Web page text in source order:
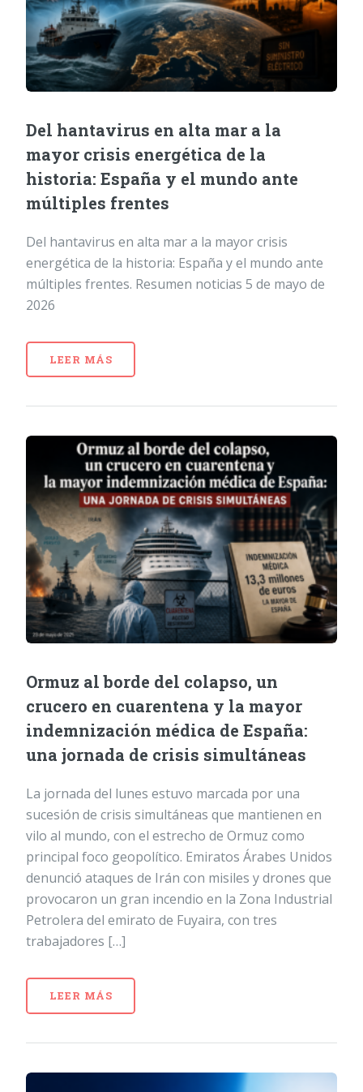
Del hantavirus en alta mar a la
mayor crisis energética de la
historia: España y el mundo ante
múltiples frentes
Del hantavirus en alta mar a la mayor crisis
energética de la historia: España y el mundo ante
múltiples frentes. Resumen noticias 5 de mayo de
2026
LEER MÁS
Ormuz al borde del colapso, un
crucero en cuarentena y la mayor
indemnización médica de España:
una jornada de crisis simultáneas
La jornada del lunes estuvo marcada por una
sucesión de crisis simultáneas que mantienen en
vilo al mundo, con el estrecho de Ormuz como
principal foco geopolítico. Emiratos Árabes Unidos
denunció ataques de Irán con misiles y drones que
provocaron un gran incendio en la Zona Industrial
Petrolera del emirato de Fuyaira, con tres
trabajadores […]
LEER MÁS